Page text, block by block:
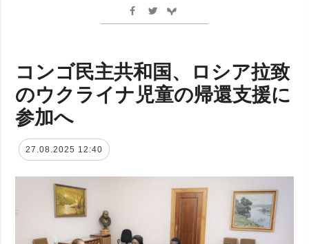
コンゴ民主共和国、ロシア拉致
のウクライナ児童の帰還支援に
参加へ
27.08.2025 12:40